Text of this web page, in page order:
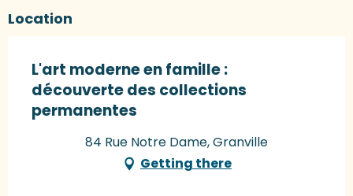
Location
L'art moderne en famille :
découverte des collections
permanentes
84 Rue Notre Dame, Granville
Getting there